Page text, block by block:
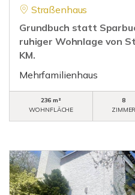
Straßenhaus
Grundbuch statt
ruhiger Wohnlage von
KM.
Mehrfamilienhaus
236 m²
WOHNFLÄCHE
8
ZIMMER